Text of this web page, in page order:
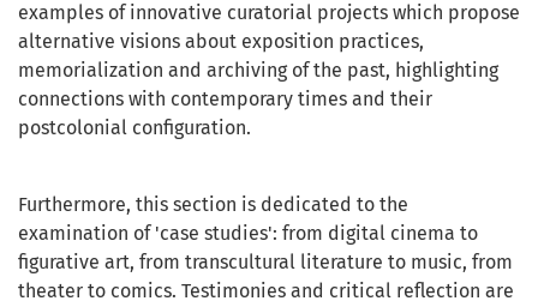
examples of innovative curatorial projects which propose
alternative visions about exposition practices,
memorialization and archiving of the past, highlighting
connections with contemporary times and their
postcolonial configuration.
Furthermore, this section is dedicated to the
examination of 'case studies': from digital cinema to
figurative art, from transcultural literature to music, from
theater to comics. Testimonies and critical reflection are